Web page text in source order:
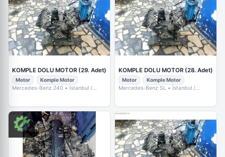
KOMPLE DOLU MOTOR (29. Adet)
Motor Komple Motor
Mercedes-Benz 240 • İstanbul /
KOMPLE DOLU MOTOR (28. Adet)
Motor Komple Motor
Mercedes-Benz SL • İstanbul /